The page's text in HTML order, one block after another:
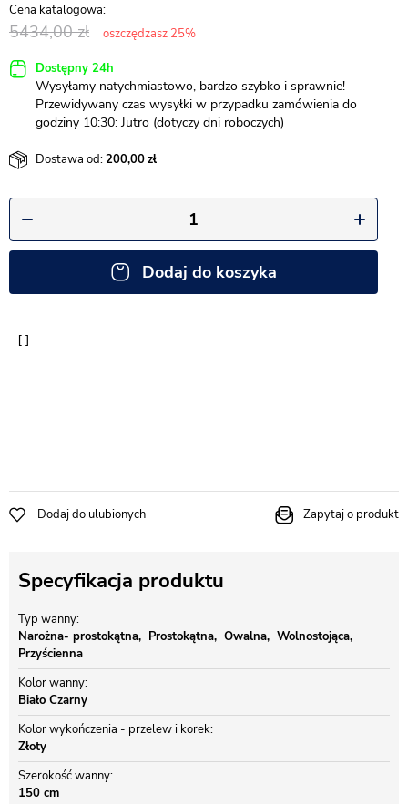
5434,00 oszczędzasz 25%
Dostępny 24h
Wysyłamy natychmiastowo, bardzo szybko i sprawnie!
Przewidywany czas wysyłki w przypadku zamówienia do
godziny 10:30: Jutro (dotyczy dni roboczych)
Dostawa od:200,00
Dodaj do koszyka
Dodaj do ulubionych Zapytaj o produkt
Specyfikacja produktu
Typ wanny
Narożna- prostokątna
Prostokątna Owalna
Wolnostojąca
Przyścienna
Kolor wanny
Biało Czarny
Kolor wykończenia - przelew i korek
Złoty
Szerokość wanny
150 cm